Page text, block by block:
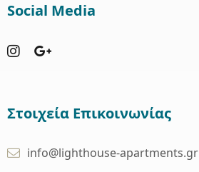
Social Media
Στοιχεία Επικοινωνίας
info@lighthouse-apartments.gr